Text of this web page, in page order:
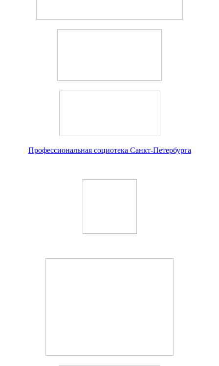
Профессиональная социотека Санкт-Петербурга